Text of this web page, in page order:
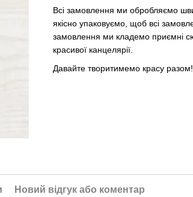
Всі замовлення ми обробляємо
якісно упаковуємо, щоб всі
замовлення ми кладемо приємні
красивої канцелярії.
Давайте творитимемо красу разом!
Новий відгук або коментар